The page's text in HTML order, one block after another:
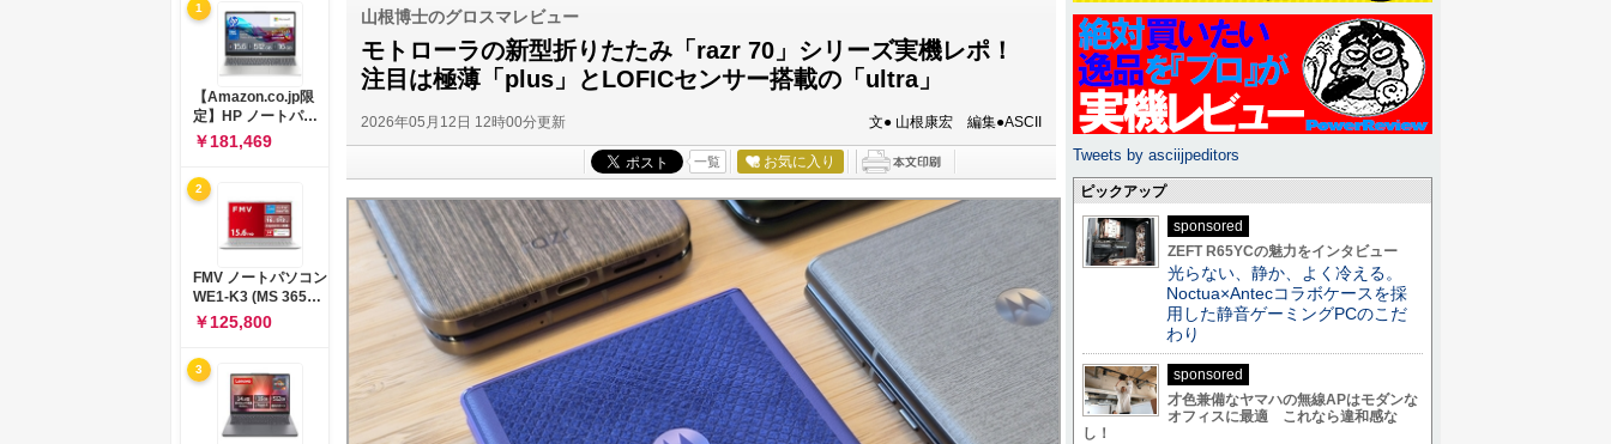
山根博士のグロスマレビュー
モトローラの新型折りたたみ「razr 70」シリーズ実機レポ！
注目は極薄「plus」とLOFICセンサー搭載の「ultra」
2026年05月12日 12時00分更新 文● 山根康宏 編集●ASCII
一覧 お気に入り
1
【Amazon.co.jp限
定】HP ノートパソ
コン 15-fd 15.6イン
チ インテル Core 5
120U メモリ16GB
SSD512GB
Windows 11
Microsoft Office
2024搭載 WPS
Office搭載 カメラシ
ャッター 指紋認証 薄
型 Copilotキー搭載
ナチュラルシルバー
￥181,469
2
FMV ノートパソコン
WE1-K3 (MS 365
Personal/Copilotキ
ー搭載/Win 11/15.6
型/Core
i5/16GB/SSD
512GB/ホワイト)
FMVWK3E15W_AZ
￥125,800
3
Tweets by asciijpeditors
ピックアップ
sponsored
ZEFT R65YCの魅力をインタビュー
光らない、静か、よく冷える。
Noctua×Antecコラボケースを採
用した静音ゲーミングPCのこだ
わり
sponsored
才色兼備なヤマハの無線APはモダンな
オフィスに最適 これなら違和感な
し！